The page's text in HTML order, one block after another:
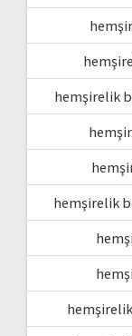
hemşirelik
hemşirelik